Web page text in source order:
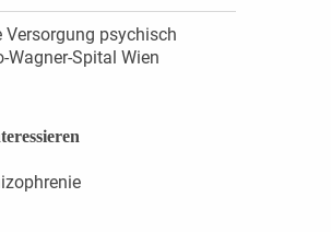
psychisch
Wagner-Spital Wien